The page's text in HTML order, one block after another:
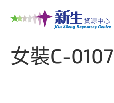
女裝C-0107